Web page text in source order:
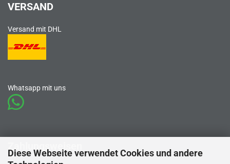
Diese Webseite verwendet Cookies und andere
VERSAND
Versand mit DHL
Whatsapp mit uns
Zahlungsweisen